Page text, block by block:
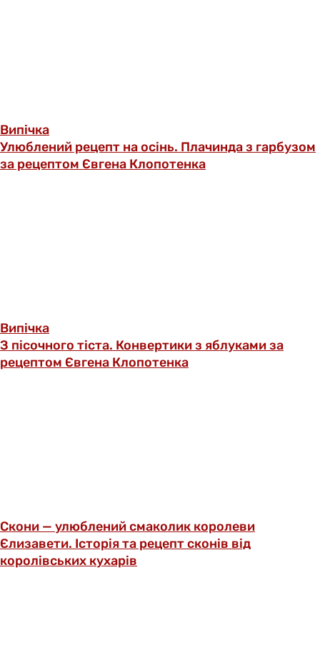
Випічка
Улюблений рецепт на осінь. Плачинда з гарбузом
за рецептом Євгена Клопотенка
Випічка
З пісочного тіста. Конвертики з яблуками за
рецептом Євгена Клопотенка
Скони — улюблений смаколик королеви
Єлизавети. Історія та рецепт сконів від
королівських кухарів